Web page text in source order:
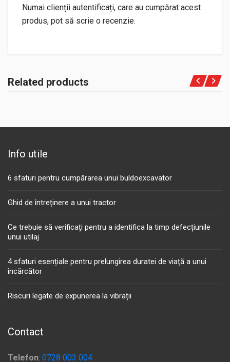
Numai clienții autentificați, care au cumpărat acest
produs, pot să scrie o recenzie.
Related products
Info utile
6 sfaturi pentru cumpărarea unui buldoexcavator
Ghid de întreținere a unui tractor
Ce trebuie să verificați pentru a identifica la timp defecțiunile
unui utilaj
4 sfaturi esențiale pentru prelungirea duratei de viață a unui
încărcător
Riscuri legate de expunerea la vibrații
Contact
Telefon: 0728 003 004